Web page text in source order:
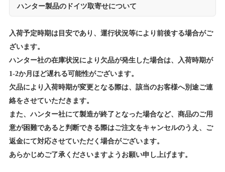
ハンター製品のドイツ取寄せについて
入荷予定時期は目安であり、運行状況等により前後する場合がご
ざいます。
ハンター社の在庫状況により欠品が発生した場合は、入荷時期が
1-2か月ほど遅れる可能性がございます。
欠品により入荷時期が変更となる際は、該当のお客様へ別途ご連
絡をさせていただきます。
また、ハンター社にて製造が終了となった場合など、商品のご用
意が困難であると判断できる際はご注文をキャンセルのうえ、ご
返金にて対応させていただく場合がございます。
あらかじめご了承くださいますようお願い申し上げます。